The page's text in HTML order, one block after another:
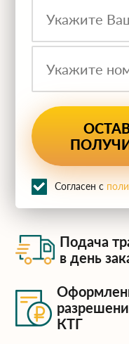
Подача
в день
КТГ
Согласен с